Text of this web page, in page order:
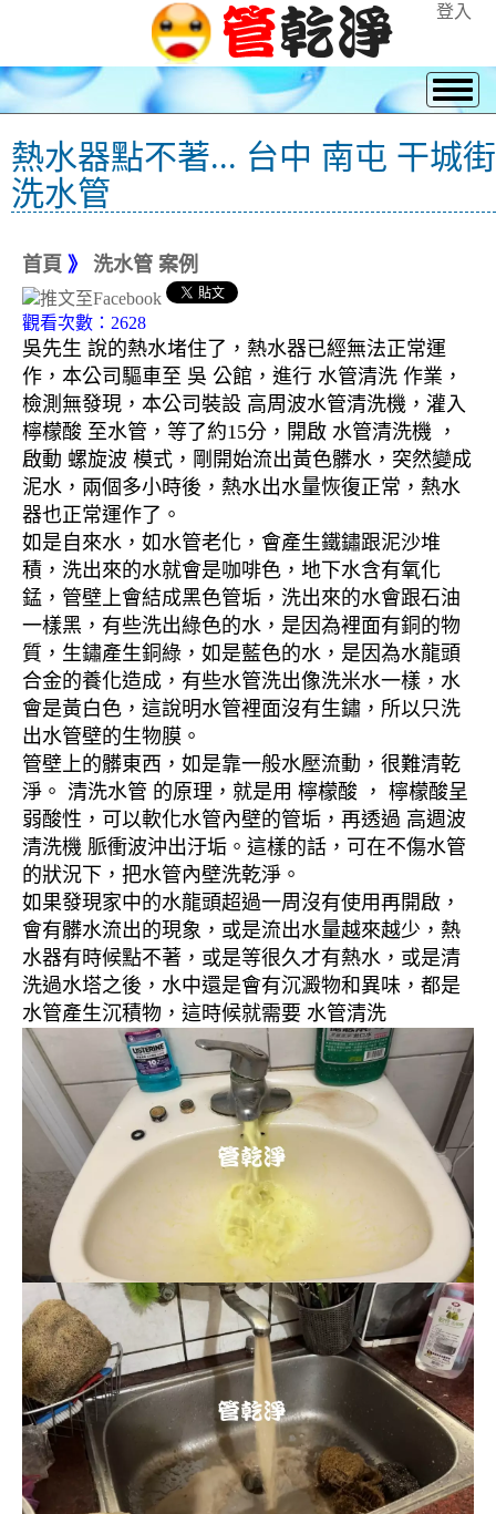
登入
熱水器點不著... 台中 南屯 干城街
洗水管
首頁 》 洗水管 案例
觀看次數：2628
吳先生 說的熱水堵住了，熱水器已經無法正常運
作，本公司驅車至 吳 公館，進行 水管清洗 作業，
檢測無發現，本公司裝設 高周波水管清洗機，灌入
檸檬酸 至水管，等了約15分，開啟 水管清洗機 ，
啟動 螺旋波 模式，剛開始流出黃色髒水，突然變成
泥水，兩個多小時後，熱水出水量恢復正常，熱水
器也正常運作了。
如是自來水，如水管老化，會產生鐵鏽跟泥沙堆
積，洗出來的水就會是咖啡色，地下水含有氧化
錳，管壁上會結成黑色管垢，洗出來的水會跟石油
一樣黑，有些洗出綠色的水，是因為裡面有銅的物
質，生鏽產生銅綠，如是藍色的水，是因為水龍頭
合金的養化造成，有些水管洗出像洗米水一樣，水
會是黃白色，這說明水管裡面沒有生鏽，所以只洗
出水管壁的生物膜。
管壁上的髒東西，如是靠一般水壓流動，很難清乾
淨。 清洗水管 的原理，就是用 檸檬酸 ， 檸檬酸呈
弱酸性，可以軟化水管內壁的管垢，再透過 高週波
清洗機 脈衝波沖出汙垢。這樣的話，可在不傷水管
的狀況下，把水管內壁洗乾淨。
如果發現家中的水龍頭超過一周沒有使用再開啟，
會有髒水流出的現象，或是流出水量越來越少，熱
水器有時候點不著，或是等很久才有熱水，或是清
洗過水塔之後，水中還是會有沉澱物和異味，都是
水管產生沉積物，這時候就需要 水管清洗